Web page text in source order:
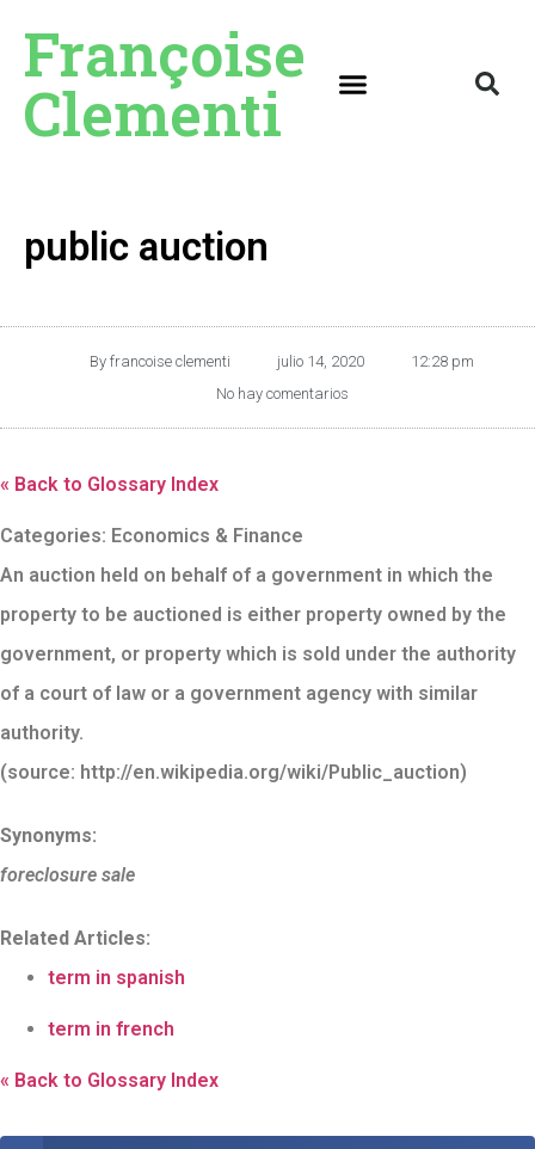
Françoise
Clementi
public auction
By francoise clementi julio 14, 2020
12:28 pm
No hay comentarios
« Back to Glossary Index
Categories: Economics & Finance
An auction held on behalf of a government in which the
property to be auctioned is either property owned by the
government, or property which is sold under the authority
of a court of law or a government agency with similar
authority.
(source: http://en.wikipedia.org/wiki/Public_auction)
Synonyms:
foreclosure sale
Related Articles:
term in spanish
term in french
« Back to Glossary Index